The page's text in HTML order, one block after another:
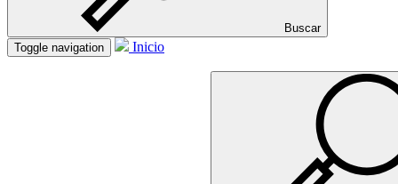
Buscar
Toggle navigation
Inicio